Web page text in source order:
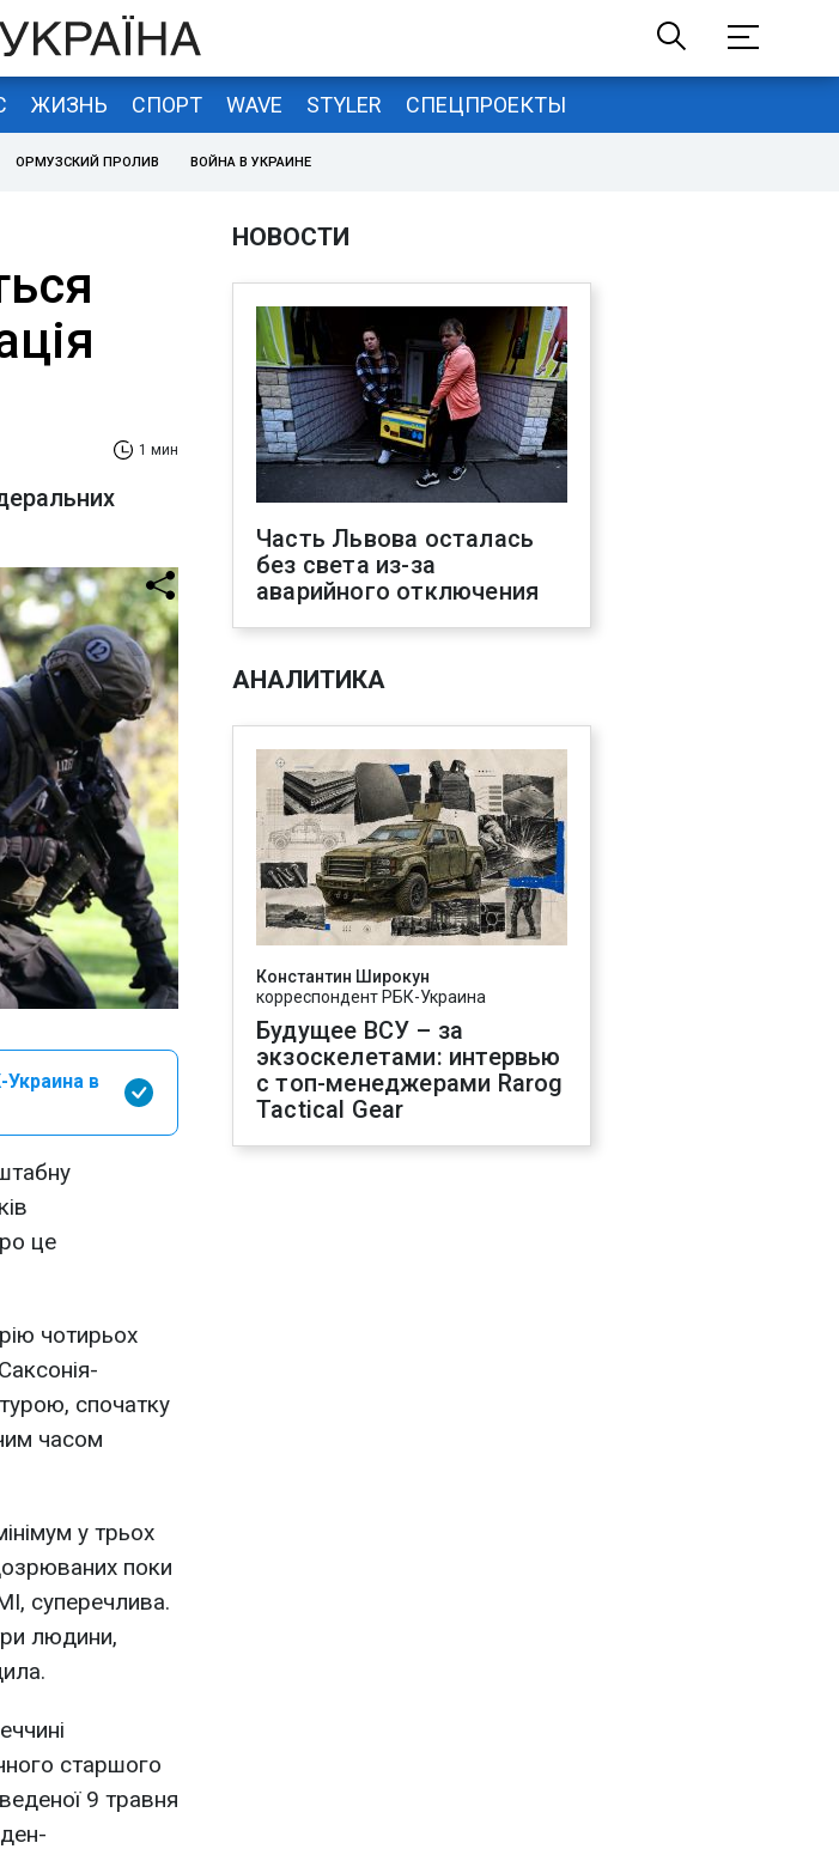
ЖИЗНЬ СПОРТ WAVE STYLER СПЕЦПРОЕКТЫ
ОРМУЗСКИЙ ПРОЛИВ ВОЙНА В УКРАИНЕ
1 мин
Украина в
це
чотирьох
спочатку
часом
у трьох
поки
суперечлива.
людини,
старшого
9 травня
НОВОСТИ
Часть Львова осталась
без света из-за
аварийного отключения
АНАЛИТИКА
Константин Широкун
корреспондент РБК-Украина
Будущее ВСУ – за
экзоскелетами: интервью
с топ-менеджерами Rarog
Tactical Gear